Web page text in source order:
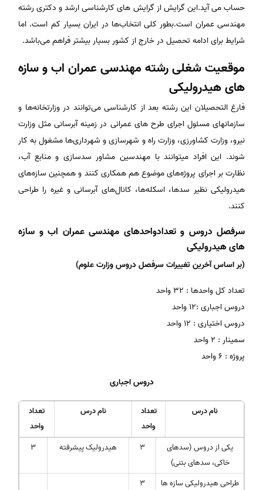
حساب می آید.این گرایش از گرایش های کارشناسی ارشد و دکتری رشته
مهندسی عمران است.بطور کلی انتخاب‌ها در ایران بسیار کم است. اما
شرایط برای ادامه تحصیل در خارج از کشور بسیار بیشتر فراهم می‌باشد.
موقعیت شغلی رشته مهندسی عمران اب و سازه
های هیدرولیکی
فارغ التحصیلان این رشته بعد از کارشناسی می‌توانند در وزارتخانه‌ها و
سازمانهای مسئول اجرای طرح های عمرانی در زمینه آبرسانی مثل وزارت
نیرو، وزارت کشاورزی، وزارت راه و شهرسازی و شهرداری‌ها مشغول به کار
شوند. این افراد میتوانند با مهندسین مشاور سدسازی و منابع آب،
نظارت بر اجرای پروژه‌های موضوع هم همکاری کنند و همچنین سازه‌های
هیدرولیکی نظیر سدها، اسکله‌ها، کانال‌های آبرسانی و غیره را طراحی
کنند.
سرفصل دروس و تعدادواحدهای مهندسی عمران اب و سازه
های هیدرولیکی
(بر اساس آخرین تغییرات سرفصل دروس وزارت علوم)
تعداد کل واحدها : 32 واحد
دروس اجباری :12 واحد
دروس اختیاری : 12 واحد
سمینار : 2 واحد
پروژه : 6 واحد
دروس اجباری
نام درس
تعداد
واحد
نام درس
تعداد
واحد
یکی از دروس (سدهای
خاکی، سدهای بتنی)
3 هیدرولیک پیشرفته 3
طراحی هیدرولیکی سازه ها
3